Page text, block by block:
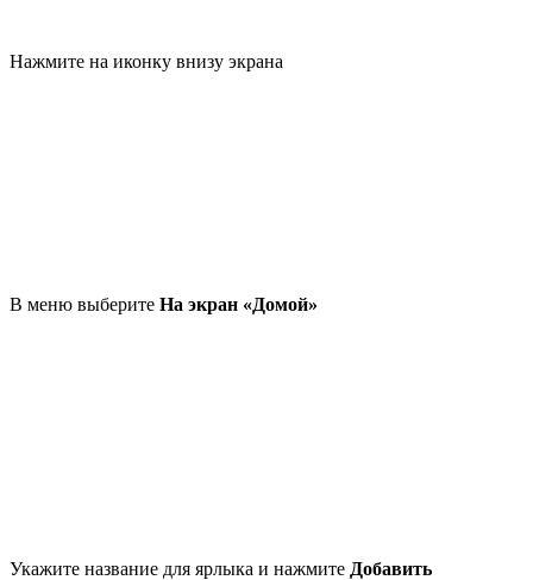
Нажмите на иконку внизу экрана
В меню выберите На экран «Домой»
Укажите название для ярлыка и нажмите Добавить